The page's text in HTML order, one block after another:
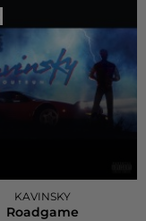
KAVINSKY
Roadgame